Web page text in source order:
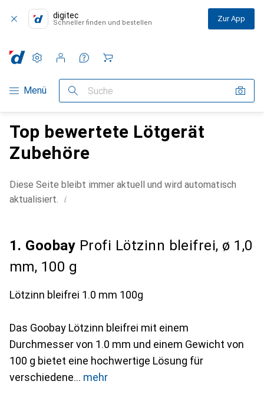
digitec
Schneller finden und bestellen Zur App
Navigation nach Kategorien
Menü Suche
Einstellungen
Kundenkonto
Vergleichslisten
Merklisten
Warenkorb
Top bewertete Lötgerät
Zubehöre
Diese Seite bleibt immer aktuell und wird automatisch
aktualisiert. i
1. Goobay Profi Lötzinn bleifrei, ø 1,0
mm, 100 g
Lötzinn bleifrei 1.0 mm 100g
Das Goobay Lötzinn bleifrei mit einem
Durchmesser von 1.0 mm und einem Gewicht von
100 g bietet eine hochwertige Lösung für
verschiedene
mehr